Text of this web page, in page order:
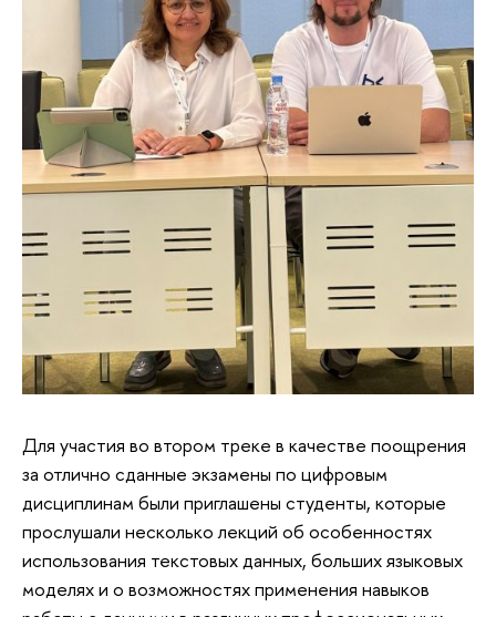
Для участия во втором треке в качестве поощрения
за отлично сданные экзамены по цифровым
дисциплинам были приглашены студенты, которые
прослушали несколько лекций об особенностях
использования текстовых данных, больших языковых
моделях и о возможностях применения навыков